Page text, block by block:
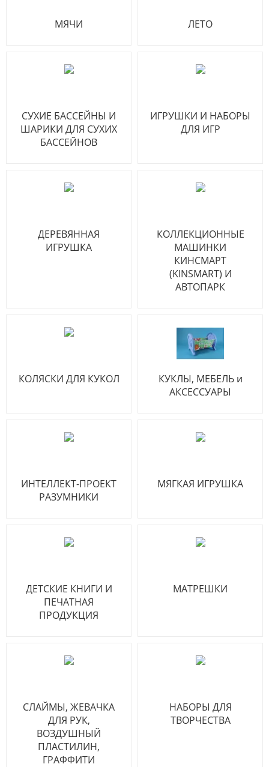
МЯЧИ ЛЕТО
СУХИЕ БАССЕЙНЫ И
ШАРИКИ ДЛЯ СУХИХ
БАССЕЙНОВ
ИГРУШКИ И НАБОРЫ
ДЛЯ ИГР
ДЕРЕВЯННАЯ
ИГРУШКА
КОЛЛЕКЦИОННЫЕ
МАШИНКИ
КИНСМАРТ
(KINSMART) И
АВТОПАРК
КОЛЯСКИ ДЛЯ КУКОЛ
КУКЛЫ, МЕБЕЛЬ и
АКСЕССУАРЫ
ИНТЕЛЛЕКТ-ПРОЕКТ
РАЗУМНИКИ
МЯГКАЯ ИГРУШКА
ДЕТСКИЕ КНИГИ И
ПЕЧАТНАЯ
ПРОДУКЦИЯ
МАТРЕШКИ
СЛАЙМЫ, ЖЕВАЧКА
ДЛЯ РУК,
ВОЗДУШНЫЙ
ПЛАСТИЛИН,
ГРАФФИТИ
НАБОРЫ ДЛЯ
ТВОРЧЕСТВА